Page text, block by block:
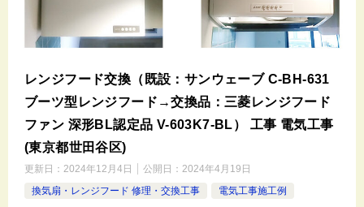
レンジフード交換（既設：サンウェーブ C-BH-631
ブーツ型レンジフード→交換品：三菱レンジフード
ファン 深形BL認定品 V-603K7-BL） 工事 電気工事
(東京都世田谷区)
更新日： 2024年12月4日 公開日： 2024年4月19日
換気扇・レンジフード 修理・交換工事
電気工事施工例